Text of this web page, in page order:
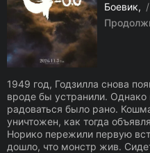
Боевик
/
1949 год, Годзилла снова
вроде бы устранили.
радоваться было рано.
уничтожен, как тогда
Норико пережили первую
дошло, что монстр жив.